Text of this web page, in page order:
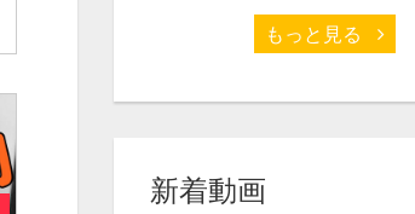
もっと見る
新着動画